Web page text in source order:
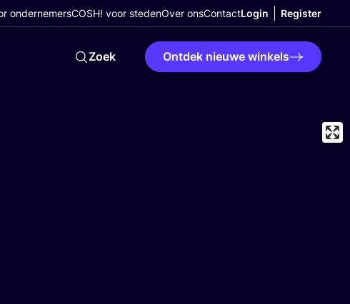
ondernemersCOSH! voor stedenOver onsContactLogin Register
Zoek Ontdek nieuwe winkels